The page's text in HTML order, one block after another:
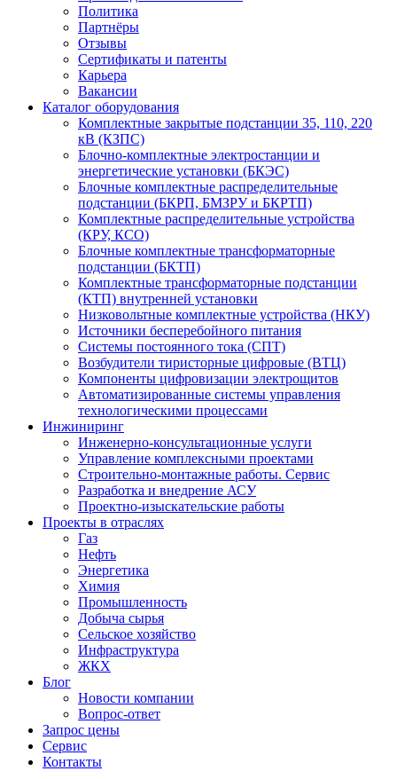
Политика
Партнёры
Отзывы
Сертификаты и патенты
Карьера
Вакансии
Каталог оборудования
Комплектные закрытые подстанции 35, 110, 220
кВ (КЗПС)
Блочно-комплектные электростанции и
энергетические установки (БКЭС)
Блочные комплектные распределительные
подстанции (БКРП, БМЗРУ и БКРТП)
Комплектные распределительные устройства
(КРУ, КСО)
Блочные комплектные трансформаторные
подстанции (БКТП)
Комплектные трансформаторные подстанции
(КТП) внутренней установки
Низковольтные комплектные устройства (НКУ)
Источники бесперебойного питания
Системы постоянного тока (СПТ)
Возбудители тиристорные цифровые (ВТЦ)
Компоненты цифровизации электрощитов
Автоматизированные системы управления
технологическими процессами
Инжиниринг
Инженерно-консультационные услуги
Управление комплексными проектами
Строительно-монтажные работы. Сервис
Разработка и внедрение АСУ
Проектно-изыскательские работы
Проекты в отраслях
Газ
Нефть
Энергетика
Химия
Промышленность
Добыча сырья
Сельское хозяйство
Инфраструктура
ЖКХ
Блог
Новости компании
Вопрос-ответ
Запрос цены
Сервис
Контакты